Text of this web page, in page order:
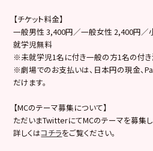
【チケット料金】
一般男性 3,400円／一般女性 2,400円／
就学児無料
※未就学児1名に付き一般の方1名の付き
※劇場でのお支払いは、日本円の現金、
だけます。
【MCのテーマ募集について】
ただいまTwitterにてMCのテーマを募集し
詳しくはコチラをご覧ください。